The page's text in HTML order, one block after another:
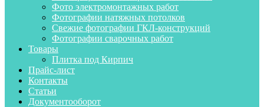
Фото электромонтажных работ
Фотографии натяжных потолков
Свежие фотографии ГКЛ-конструкций
Фотографии сварочных работ
Товары
Плитка под Кирпич
Прайс-лист
Контакты
Статьи
Документооборот